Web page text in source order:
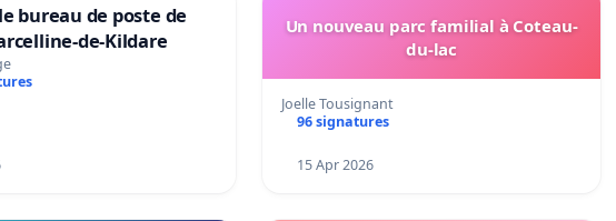
bureau de poste de
de-Kildare
Un nouveau parc familial à Coteau-
du-lac
Joelle Tousignant
96 signatures
15 Apr 2026